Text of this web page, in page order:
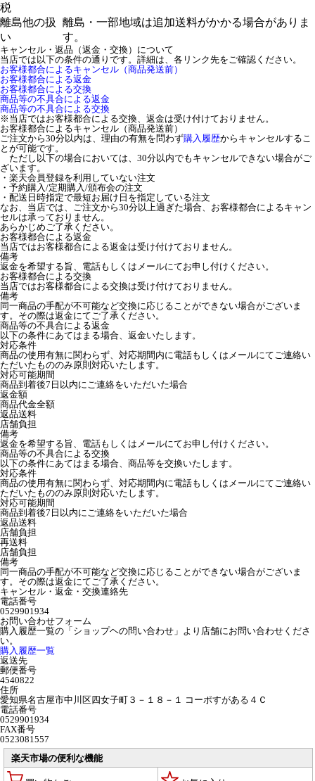
税
離島他の扱
い
離島・一部地域は追加送料がかかる場合がありま
す。
キャンセル・返品（返金・交換）について
当店では以下の条件の通りです。詳細は、各リンク先をご確認ください。
お客様都合によるキャンセル（商品発送前）
お客様都合による返金
お客様都合による交換
商品等の不具合による返金
商品等の不具合による交換
※当店ではお客様都合による交換、返金は受け付けておりません。
お客様都合によるキャンセル（商品発送前）
ご注文から30分以内は、理由の有無を問わず購入履歴からキャンセルするこ
とが可能です。
ただし以下の場合においては、30分以内でもキャンセルできない場合がご
ざいます。
・楽天会員登録を利用していない注文
・予約購入/定期購入/頒布会の注文
・配送日時指定で最短お届け日を指定している注文
なお、当店では、ご注文から30分以上過ぎた場合、お客様都合によるキャン
セルは承っておりません。
あらかじめご了承ください。
お客様都合による返金
当店ではお客様都合による返金は受け付けておりません。
備考
返金を希望する旨、電話もしくはメールにてお申し付けください。
お客様都合による交換
当店ではお客様都合による交換は受け付けておりません。
備考
同一商品の手配が不可能など交換に応じることができない場合がございま
す。その際は返金にてご了承ください。
商品等の不具合による返金
以下の条件にあてはまる場合、返金いたします。
対応条件
商品の使用有無に関わらず、対応期間内に電話もしくはメールにてご連絡い
ただいたもののみ原則対応いたします。
対応可能期間
商品到着後7日以内にご連絡をいただいた場合
返金額
商品代金全額
返品送料
店舗負担
備考
返金を希望する旨、電話もしくはメールにてお申し付けください。
商品等の不具合による交換
以下の条件にあてはまる場合、商品等を交換いたします。
対応条件
商品の使用有無に関わらず、対応期間内に電話もしくはメールにてご連絡い
ただいたもののみ原則対応いたします。
対応可能期間
商品到着後7日以内にご連絡をいただいた場合
返品送料
店舗負担
再送料
店舗負担
備考
同一商品の手配が不可能など交換に応じることができない場合がございま
す。その際は返金にてご了承ください。
キャンセル・返金・交換連絡先
電話番号
0529901934
お問い合わせフォーム
購入履歴一覧の「ショップヘの問い合わせ」より店舗にお問い合わせくださ
い。
購入履歴一覧
返送先
郵便番号
4540822
住所
愛知県名古屋市中川区四女子町３－１８－１ コーポすがある４Ｃ
電話番号
0529901934
FAX番号
0523081557
楽天市場の便利な機能